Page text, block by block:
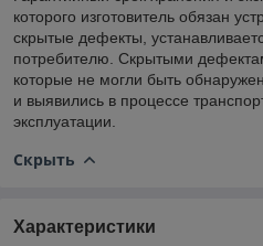
которого изготовитель обязан
скрытые дефекты,
потребителю. Скрытыми
которые не могли быть
и выявились в процессе
эксплуатации.
Скрыть
Характеристики